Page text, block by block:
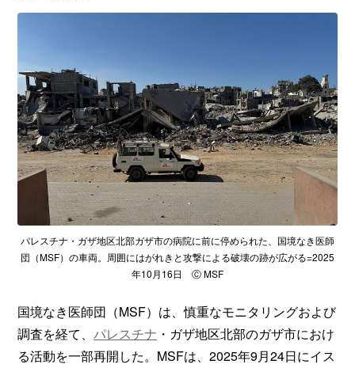
パレスチナ・ガザ地区北部ガザ市の病院に前に停められた、国境なき医師
団（MSF）の車両。周囲にはがれきと攻撃による破壊の跡が広がる=2025
年10月16日 Ⓒ MSF
国境なき医師団（MSF）は、慎重なモニタリングおよび
調査を経て、 パレスチナ ・ガザ地区北部のガザ市におけ
る活動を一部再開した。MSFは、2025年9月24日にイス